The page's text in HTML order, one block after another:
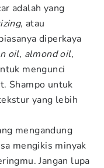
adalah yang
, atau
diperkaya
oil, almond oil,
mengunci
Shampo untuk
yang lebih
mengandung
mengikis minyak
Jangan lupa